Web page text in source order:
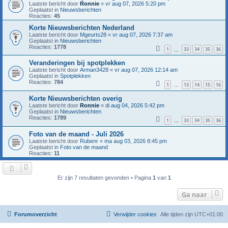
Laatste bericht door Ronnie « vr aug 07, 2026 5:20 pm
Geplaatst in Nieuwsberichten
Reacties: 45
Korte Nieuwsberichten Nederland
Laatste bericht door Mgeurts28 « vr aug 07, 2026 7:37 am
Geplaatst in Nieuwsberichten
Reacties: 1778 1 33 34 35 36
Veranderingen bij spotplekken
Laatste bericht door Arman3428 « vr aug 07, 2026 12:14 am
Geplaatst in Spotplekken
Reacties: 784 1 … 13 14 15 16
Korte Nieuwsberichten overig
Laatste bericht door Ronnie « di aug 04, 2026 5:42 pm
Geplaatst in Nieuwsberichten
Reacties: 1789 1 … 33 34 35 36
Foto van de maand - Juli 2026
Laatste bericht door Rubenr « ma aug 03, 2026 8:45 pm
Geplaatst in Foto van de maand
Reacties: 11
Er zijn 7 resultaten gevonden • Pagina 1 van 1
Ga naar
Forumoverzicht Alle tijden zijn UTC+01:00
Verwijder cookies